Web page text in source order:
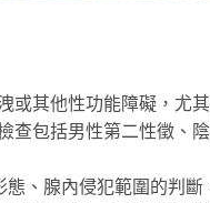
其他性功能障礙，尤
查包括男性第二性徵、
腺內侵犯範圍的判斷